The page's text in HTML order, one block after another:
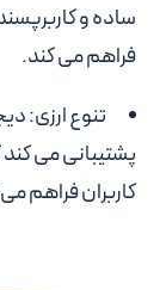
ساده و
فراهم می کند.
تنوع ارزی:
پشتیبانی می کند
کاربران فراهم